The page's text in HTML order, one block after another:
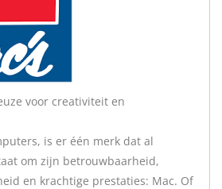
voor creativiteit en
is er één merk dat al
om zijn betrouwbaarheid,
en krachtige prestaties: Mac. Of